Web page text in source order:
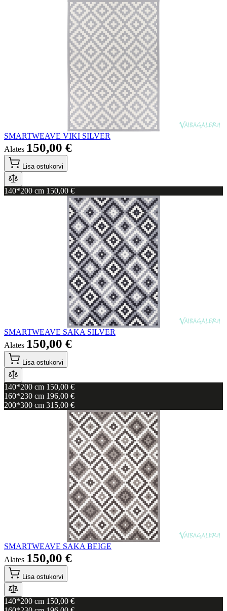
SMARTWEAVE VIKI SILVER
Alates 150,00 €
Lisa ostukorvi
140*200 cm 150,00 €
SMARTWEAVE SAKA SILVER
Alates 150,00 €
Lisa ostukorvi
140*200 cm 150,00 €
160*230 cm 196,00 €
200*300 cm 315,00 €
SMARTWEAVE SAKA BEIGE
Alates 150,00 €
Lisa ostukorvi
140*200 cm 150,00 €